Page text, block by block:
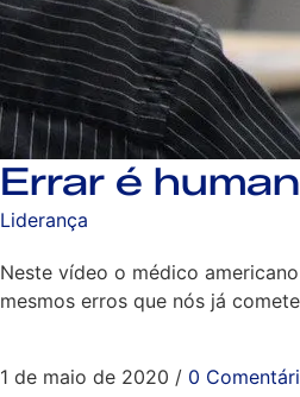
Errar é
Liderança
Neste vídeo o médico
mesmos erros que nós já
1 de maio de 2020 / 0